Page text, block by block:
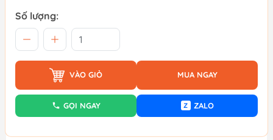
Số lượng:
VÀO GIỎ MUA NGAY
GỌI NGAY Z ZALO